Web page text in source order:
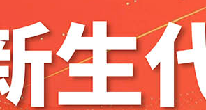
微课堂
作品欣赏
出版书籍